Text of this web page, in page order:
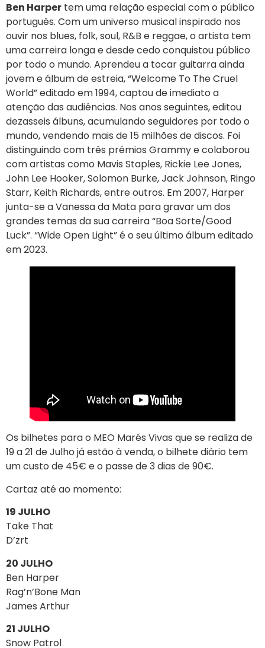
Ben Harper tem uma relação especial com o público
português. Com um universo musical inspirado nos
ouvir nos blues, folk, soul, R&B e reggae, o artista tem
uma carreira longa e desde cedo conquistou público
por todo o mundo. Aprendeu a tocar guitarra ainda
jovem e álbum de estreia, “Welcome To The Cruel
World” editado em 1994, captou de imediato a
atenção das audiências. Nos anos seguintes, editou
dezasseis álbuns, acumulando seguidores por todo o
mundo, vendendo mais de 15 milhões de discos. Foi
distinguindo com três prémios Grammy e colaborou
com artistas como Mavis Staples, Rickie Lee Jones,
John Lee Hooker, Solomon Burke, Jack Johnson, Ringo
Starr, Keith Richards, entre outros. Em 2007, Harper
junta-se a Vanessa da Mata para gravar um dos
grandes temas da sua carreira “Boa Sorte/Good
Luck”. “Wide Open Light” é o seu último álbum editado
em 2023.
Os bilhetes para o MEO Marés Vivas que se realiza de
19 a 21 de Julho já estão à venda, o bilhete diário tem
um custo de 45€ e o passe de 3 dias de 90€.
Cartaz até ao momento:
19 JULHO
Take That
D’zrt
20 JULHO
Ben Harper
Rag’n’Bone Man
James Arthur
21 JULHO
Snow Patrol